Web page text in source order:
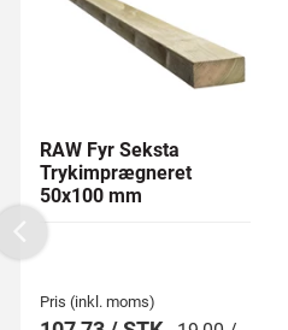
RAW Fyr Seksta
Trykimprægneret
50x100 mm
Pris (inkl. moms)
Previous